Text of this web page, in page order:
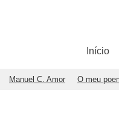
Início
Manuel C. Amor O meu